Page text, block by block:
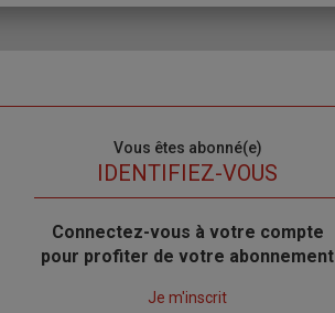
Vous êtes abonné(e)
IDENTIFIEZ-VOUS
Body
Connectez-vous à votre compte
pour profiter de votre abonnement
Je m'inscrit